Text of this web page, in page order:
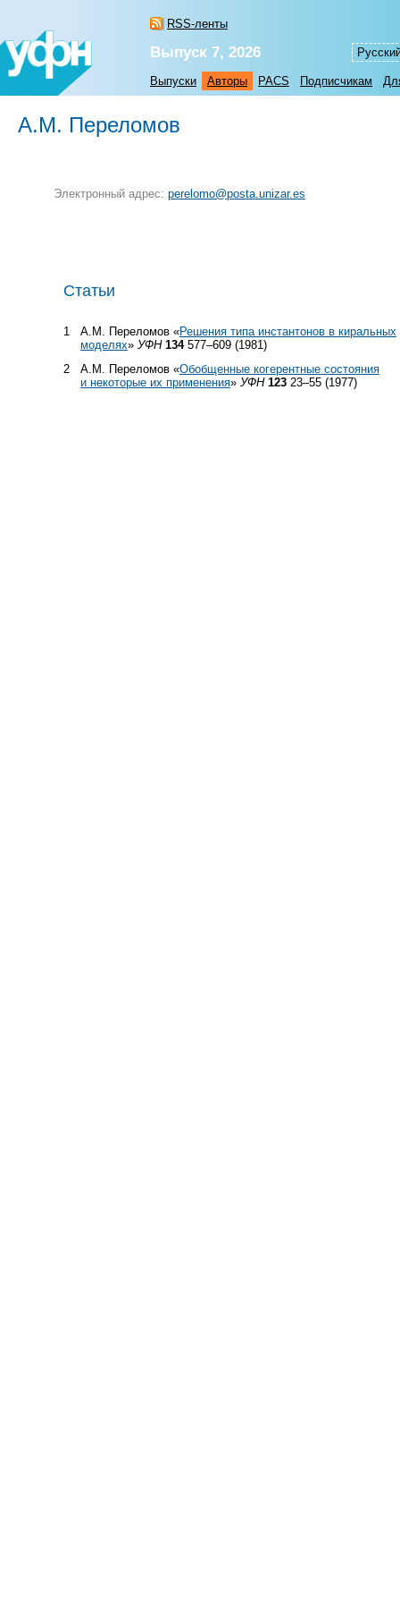
RSS-ленты
Выпуск 7, 2026
Выпуски Авторы PACS Подписчикам
А.М. Переломов
Электронный адрес: perelomo@posta.unizar.es
Статьи
1 А.М. Переломов «Решения типа инстантонов в киральных
моделях» УФН 134577–609 (1981)
2
А.М. Переломов «Обобщенные когерентные состояния
и некоторые их применения» УФН 123 23–55 (1977)